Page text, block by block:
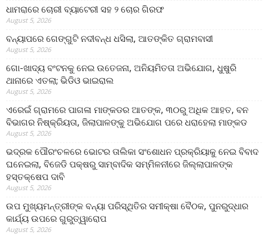
ଧାମରାରେ ଚୋରୀ ବ୍ୟାଟେରୀ ସହ ୨ ଚୋର ଗିରଫ
August 5, 2026
ବନ୍ୟାପରେ ଗେଙ୍ଗୁଟି ନଦୀବନ୍ଧ ଧସିଲା, ଆତଙ୍କିତ ଗ୍ରାମବାସୀ
August 5, 2026
ଗୋ-ଖାଦ୍ୟ ବଂଟନକୁ ନେଇ ଉତେଜନା, ଅନିୟମିତତା ଅଭିଯୋଗ, ଧୁଷୁରି
ଥାନାରେ ଏତଲା; ଭିଡିଓ ଭାଇରାଲ
August 5, 2026
ଏରେଇଁ ଗ୍ରାମରେ ପାଗଳା ମାଙ୍କଡର ଆତଙ୍କ, ୩୦ରୁ ଅଧିକ ଆହତ, ବନ
ବିଭାଗର ନିଷ୍କ୍ରିୟତା, ଜିଲାପାଳଙ୍କୁ ଅଭିଯୋଗ ପରେ ଧରାହେଲା ମାଙ୍କଡ
August 5, 2026
ଭଦ୍ରକ ପୌରଂଚଳରେ ଭୋଟର ତାଲିକା ସଂଶୋଧନ ପ୍ରକ୍ରିୟାକୁ ନେଇ ବିବାଦ
ଘନେଇଲା, ବିଜେଡି ପକ୍ଷରୁ ସାମ୍ବାଦିକ ସମ୍ମିଳନୀରେ ଜିଲ୍ଲାପାଳଙ୍କ
ହସ୍ତକ୍ଷେପ ଦାବି
August 5, 2026
ଉପ ମୁଖ୍ୟମନ୍ତ୍ରୀଙ୍କ ବନ୍ୟା ପରିସ୍ଥିତିର ସମୀକ୍ଷା ବୈଠକ, ପୁନରୁଦ୍ଧାର
କାର୍ଯ୍ୟ ଉପରେ ଗୁରୁତ୍ୱାରୋପ
August 5, 2026